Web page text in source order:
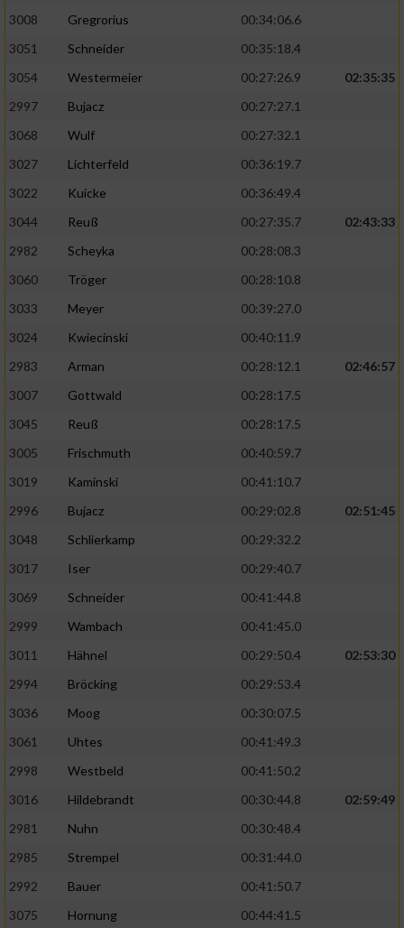
3008
Gregrorius
00:34:06.6
3051
Schneider
00:35:18.4
3054
Westermeier 00:27:26.9
02:35:35
2997
Bujacz
00:27:27.1
3068
Wulf
00:27:32.1
3027
Lichterfeld
00:36:19.7
3022
Kuicke
00:36:49.4
3044
Reuß 00:27:35.7
02:43:33
2982
Scheyka
00:28:08.3
3060
Tröger
00:28:10.8
3033
Meyer
00:39:27.0
3024
Kwiecinski
00:40:11.9
2983
Arman 00:28:12.1
02:46:57
3007
Gottwald
00:28:17.5
3045
Reuß
00:28:17.5
3005
Frischmuth
00:40:59.7
3019
Kaminski
00:41:10.7
2996
Bujacz 00:29:02.8
02:51:45
3048
Schlierkamp
00:29:32.2
3017
Iser
00:29:40.7
3069
Schneider
00:41:44.8
2999
Wambach
00:41:45.0
3011
Hähnel 00:29:50.4
02:53:30
2994
Bröcking
00:29:53.4
3036
Moog
00:30:07.5
3061
Uhtes
00:41:49.3
2998
Westbeld
00:41:50.2
3016
Hildebrandt 00:30:44.8
02:59:49
2981
Nuhn
00:30:48.4
2985
Strempel
00:31:44.0
2992
Bauer
00:41:50.7
3075
Hornung 00:44:41.5